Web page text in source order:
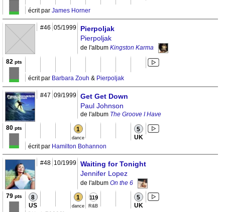
écrit par James Horner
#46 05/1999
Pierpoljak
Pierpoljak
de l'album Kingston Karma
82 pts
écrit par Barbara Zouh & Pierpoljak
#47 09/1999 Get Get Down
Paul Johnson
de l'album The Groove I Have
80 pts 1
dance
5
UK
écrit par Hamilton Bohannon
#48 10/1999 Waiting for Tonight
Jennifer Lopez
de l'album On the 6
79 pts 8
US
1
dance
119
R&B
5
UK